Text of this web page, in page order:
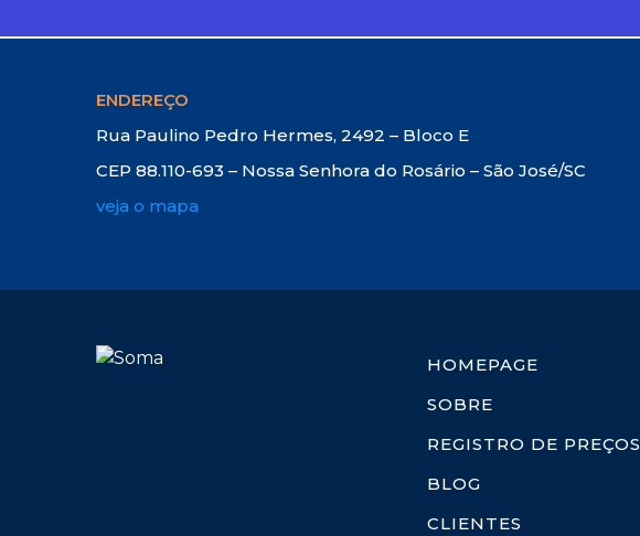
ENDEREÇO
Rua Paulino Pedro Hermes, 2492 – Bloco E
CEP 88.110-693 – Nossa Senhora do Rosário – São José/SC
veja o mapa
HOMEPAGE
SOBRE
REGISTRO DE PREÇOS
BLOG
CLIENTES